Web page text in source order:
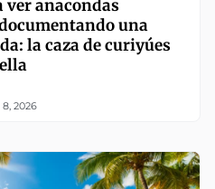
ver anacondas
una
la caza de curiyúes
2026